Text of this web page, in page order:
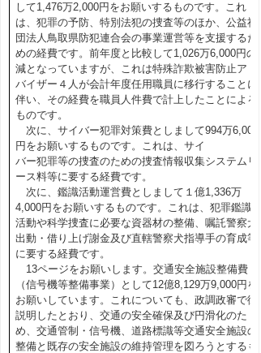
して1,476万2,000円をお願いするものです。これ
は、犯罪の予防、特別法犯の捜査等のほか、公益社
団法人鳥取県防犯連合会の事業運営等を支援するた
めの経費です。前年度と比較して1,026万6,000円の
減となっていますが、これは特殊詐欺被害防止アド
バイザー４人が会計年度任用職員に移行することに
伴い、その経費を職員人件費で計上したことによる
ものです。
次に、サイバー犯罪対策費としまして994万6,000
円をお願いするものです。これは、サイ
バー犯罪等の捜査のための捜査情報収集システムリ
ース料等に要する経費です。
次に、鑑識活動運営費としまして１億1,336万
4,000円をお願いするものです。これは、犯罪鑑識
活動や科学捜査に必要な資器材の整備、嘱託警察犬
出動・借り上げ謝金及び直轄警察犬指導手の育成等
に要する経費です。
13ページをお願いします。交通安全施設整備費
（信号機等整備事業）として12億8,129万9,000円を
お願いしています。これについても、政調政審で御
説明したとおり、交通の安全確保及び円滑化のた
め、交通管制・信号機、道路標識等交通安全施設の
整備と既存の安全施設の維持管理を図ろうとするも